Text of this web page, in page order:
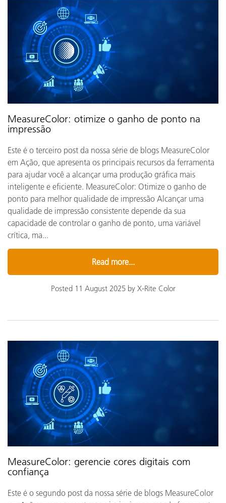
MeasureColor: otimize o ganho de ponto na
impressão
Este é o terceiro post da nossa série de blogs MeasureColor
em Ação, que apresenta os principais recursos da ferramenta
para ajudar você a alcançar uma produção gráfica mais
inteligente e eficiente. MeasureColor: Otimize o ganho de
ponto para melhor qualidade de impressão Alcançar uma
qualidade de impressão consistente depende da sua
capacidade de controlar o ganho de ponto, uma variável
crítica, ma...
Read more...
Posted 11 August 2025 by X-Rite Color
MeasureColor: gerencie cores digitais com
confiança
Este é o segundo post da nossa série de blogs MeasureColor